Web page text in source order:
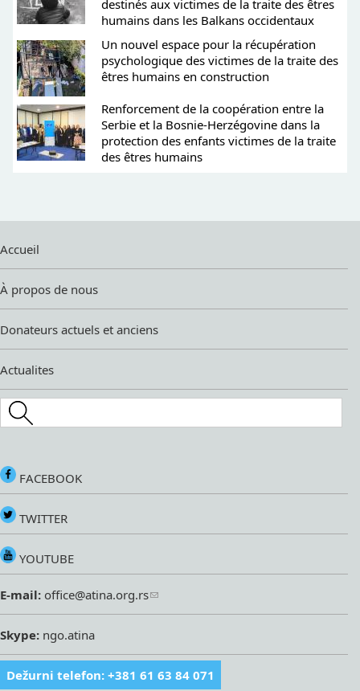
destinés aux victimes de la traite des êtres
humains dans les Balkans occidentaux
Un nouvel espace pour la récupération
psychologique des victimes de la traite des
êtres humains en construction
Renforcement de la coopération entre la
Serbie et la Bosnie-Herzégovine dans la
protection des enfants victimes de la traite
des êtres humains
Accueil
À propos de nous
Donateurs actuels et anciens
Actualites
Search this site
FACEBOOK
TWITTER
YOUTUBE
E-mail: office@atina.org.rs
Skype: ngo.atina
Dežurni telefon: +381 61 63 84 071